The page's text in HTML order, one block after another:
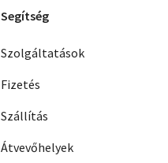
Segítség
Szolgáltatások
Fizetés
Szállítás
Átvevőhelyek